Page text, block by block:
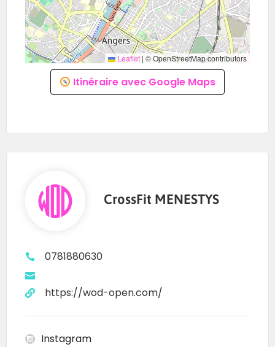
Leaflet | © OpenStreetMap contributors
Itinéraire avec Google Maps
CrossFit MENESTYS
0781880630
https://wod-open.com/
Instagram